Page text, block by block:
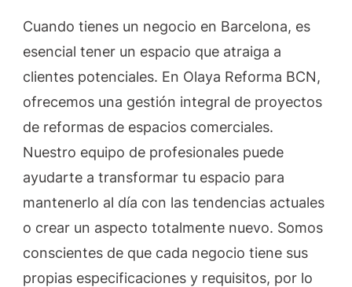
Cuando tienes un negocio en Barcelona, es
esencial tener un espacio que atraiga a
clientes potenciales. En Olaya Reforma BCN,
ofrecemos una gestión integral de proyectos
de reformas de espacios comerciales.
Nuestro equipo de profesionales puede
ayudarte a transformar tu espacio para
mantenerlo al día con las tendencias actuales
o crear un aspecto totalmente nuevo. Somos
conscientes de que cada negocio tiene sus
propias especificaciones y requisitos, por lo